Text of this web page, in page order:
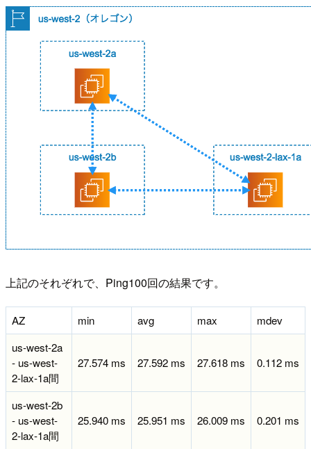
上記のそれぞれで、Ping100回の結果です。
AZ min avg max
mdev
us-west-2a
- us-west-
2-lax-1a間
27.574 ms 27.592 ms 27.618 ms 0.112 ms
us-west-2b
- us-west-
2-lax-1a間
25.940 ms 25.951 ms 26.009 ms 0.201 ms